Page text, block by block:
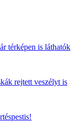
térképen is láthatók
rejtett veszélyt is